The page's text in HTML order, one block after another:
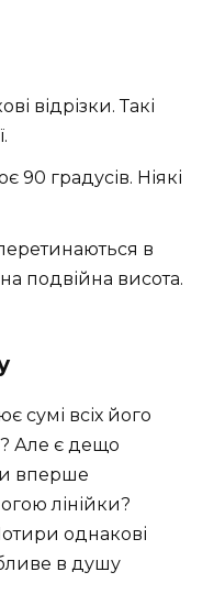
відрізки. Такі
90 градусів. Ніякі
перетинаються в
подвійна висота.
сумі всіх його
Але є дещо
вперше
лінійки?
однакові
в душу